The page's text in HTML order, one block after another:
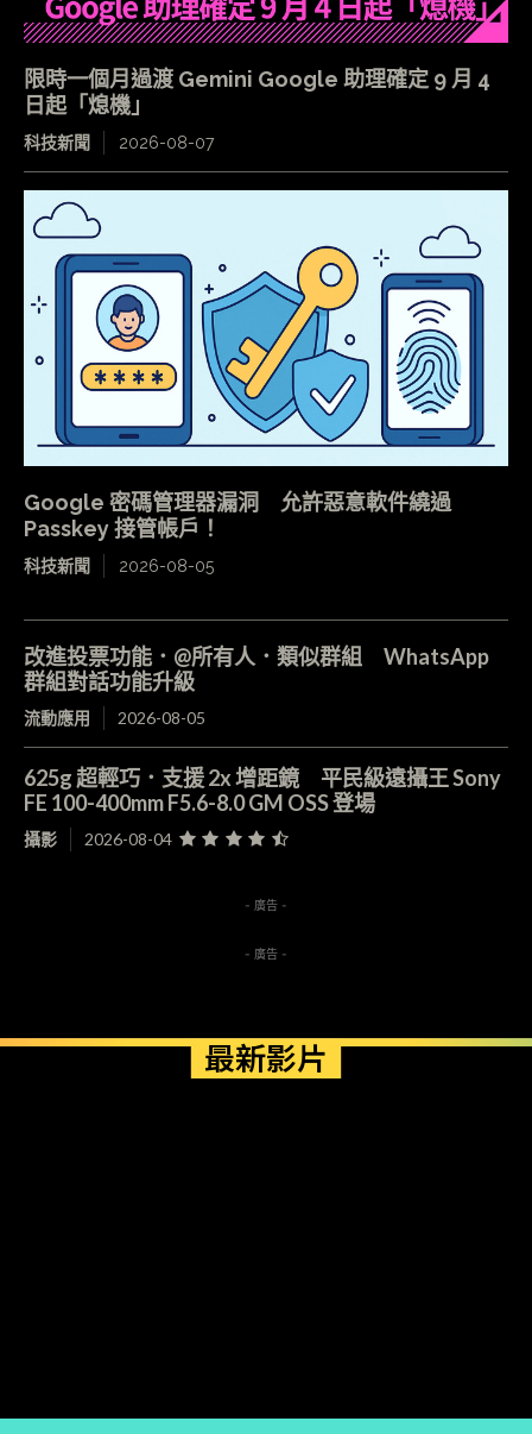
限時一個月過渡 Gemini Google 助理確定 9 月 4
日起「熄機」
科技新聞 2026-08-07
Google 密碼管理器漏洞 允許惡意軟件繞過
Passkey 接管帳戶！
科技新聞 2026-08-05
改進投票功能．@所有人．類似群組 WhatsApp
群組對話功能升級
流動應用 2026-08-05
625g 超輕巧．支援 2x 增距鏡 平民級遠攝王 Sony
FE 100-400mm F5.6-8.0 GM OSS 登場
攝影 2026-08-04
- 廣告 -
- 廣告 -
最新影片